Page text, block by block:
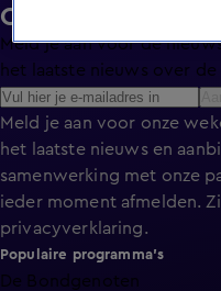
Ontvang de
Meld je aan voor de
het laatste nieuws over de
Meld je aan voor onze
het laatste nieuws en
samenwerking met onze
ieder moment afmelden.
privacyverklaring.
Populaire programma's
De Bondgenoten